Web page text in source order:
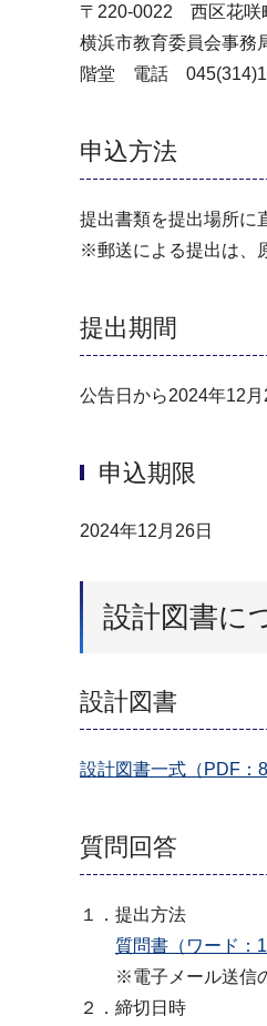
〒220-0022 西区花咲
横浜市教育委員会事務
階堂 電話
申込方法
提出書類を提出場所に
※郵送による提出は、
提出期間
公告日から2024年12
申込期限
2024年12月26日
設計図書に
設計図書
設計図書一式（PDF：
質問回答
１．提出方法
質問書（ワード：
※電子メール送信の
２．締切日時